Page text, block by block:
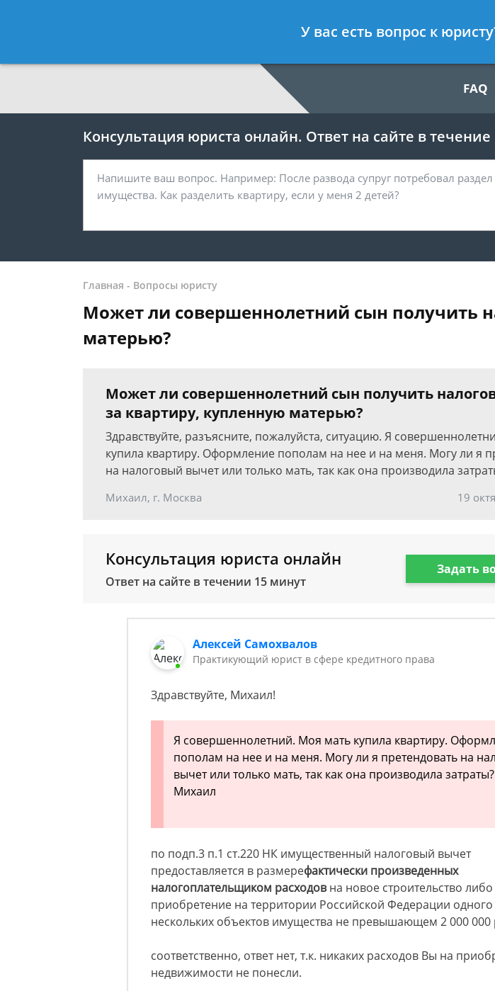
7 812 467-38-49
FAQ
Консультация юриста онлайн. Ответ на сайте в
Главная - Вопросы юристу
Может ли совершеннолетний сын получить
матерью?
Может ли совершеннолетний сын получить
за квартиру, купленную матерью?
Здравствуйте, разъясните, пожалуйста, ситуацию. Я
купила квартиру. Оформление пополам на нее и на меня. Могу ли я
на налоговый вычет или только мать, так как она производила
Михаил, г. Москва 19
Консультация юриста онлайн
Ответ на сайте в течении 15 минут
Задать
Алексей Самохвалов
Практикующий юрист в сфере кредитного права
Здравствуйте, Михаил!
Я совершеннолетний. Моя мать купила квартиру.
пополам на нее и на меня. Могу ли я претендовать на
вычет или только мать, так как она производила затраты?
Михаил
по подп.3 п.1 ст.220 НК имущественный налоговый вычет
предоставляется в размерефактически произведенных
налогоплательщиком расходовна новое строительство либо
приобретение на территории Российской Федерации
нескольких объектов имущества не превышающем 2 000 000
соответственно, ответ нет, т.к. никаких расходов Вы на
недвижимости не понесли.
У вас есть вопрос к